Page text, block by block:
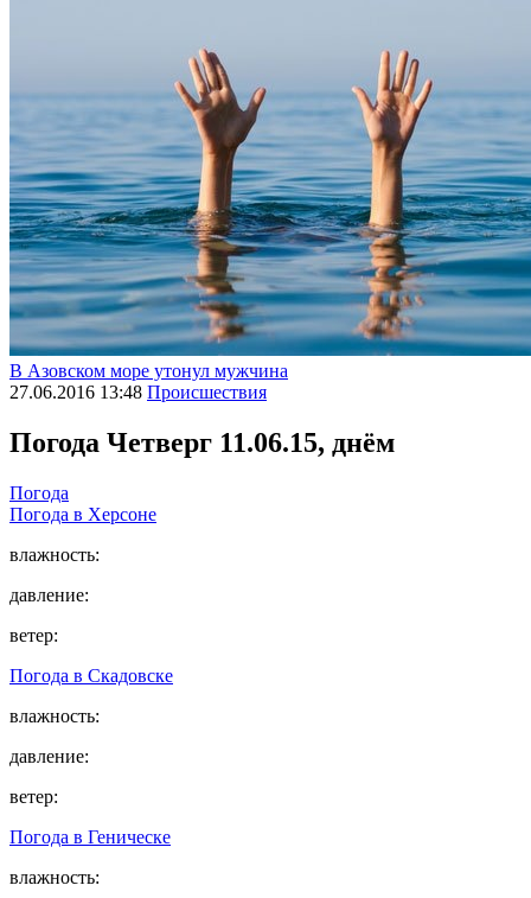
В Азовском море утонул мужчина
27.06.2016 13:48 Происшествия
Погода Четверг 11.06.15, днём
Погода
Погода в Херсоне
влажность:
давление:
ветер:
Погода в Скадовске
влажность:
давление:
ветер:
Погода в Геническе
влажность: